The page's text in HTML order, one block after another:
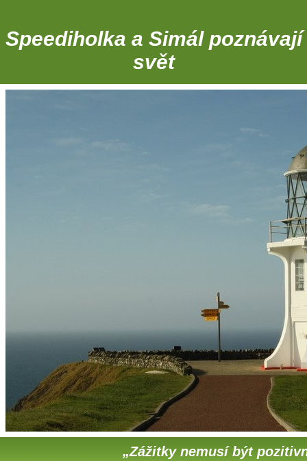
Speediholka a Simál poznávají
svět
„Zážitky nemusí být